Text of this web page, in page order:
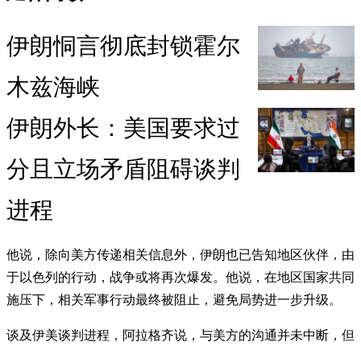
伊朗恫言彻底封锁霍尔
木兹海峡
伊朗外长：美国要求过
分且立场矛盾阻碍谈判
进程
他说，除向美方传递相关信息外，伊朗也已告知地区伙伴，由
于以色列的行动，战争或将再次爆发。他说，在地区国家共同
施压下，相关军事行动最终被阻止，避免局势进一步升级。
谈及伊美谈判进程，阿拉格齐说，与美方的沟通并未中断，但